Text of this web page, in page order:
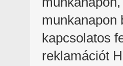
munkanapon
kapcsolatos
reklamációt